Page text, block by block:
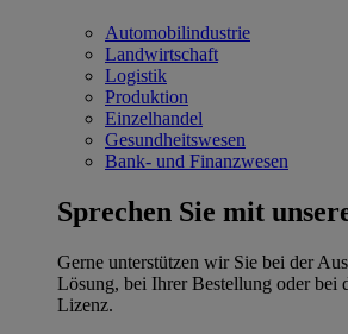
Automobilindustrie
Landwirtschaft
Logistik
Produktion
Einzelhandel
Gesundheitswesen
Bank- und Finanzwesen
Sprechen Sie mit
Gerne unterstützen wir Sie bei der
Lösung, bei Ihrer Bestellung oder bei
Lizenz.